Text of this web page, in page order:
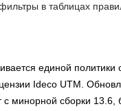
в таблицах
единой политики
Ideco UTM.
с минорной сборки 13.6,